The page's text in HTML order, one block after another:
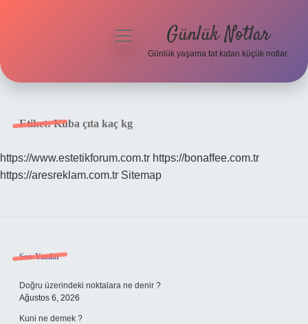
Hakkımızda
menüyü
Günlük Notlar
Günlük yaşama tat katan küçük notlar.
Etiket:Kuba çıta kaç kg
https://www.estetikforum.com.tr https://bonaffee.com.tr
https://aresreklam.com.tr Sitemap
Sidebar
Son Yazılar
Doğru üzerindeki noktalara ne denir ?
Ağustos 6, 2026
Kuni ne demek ?